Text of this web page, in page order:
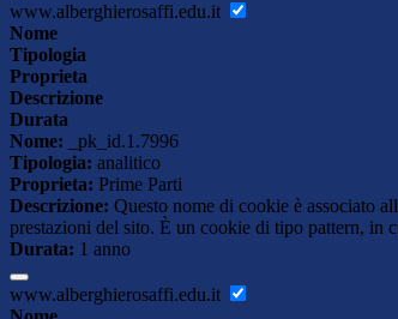
www.alberghierosaffi.edu.it
Nome
Tipologia
Proprieta
Descrizione
Durata
Nome: _pk_id.1.7996
Tipologia: analitico
Proprieta: Prime Parti
Descrizione: Questo nome di cookie è associato
prestazioni del sito. È un cookie di tipo pattern, in
Durata: 1 anno
www.alberghierosaffi.edu.it